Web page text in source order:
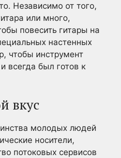
Независимо от того,
или много,
повесить гитары на
настенных
чтобы инструмент
всегда был готов к
вкус
молодых людей
носители,
потоковых сервисов